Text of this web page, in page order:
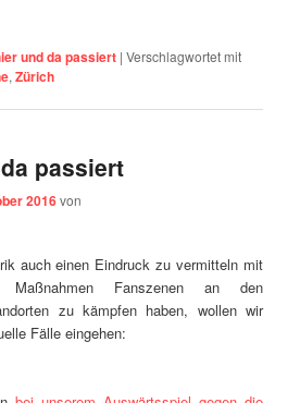
und da passiert |Verschlagwortet mit
,Zürich
passiert
2016von
auch einen Eindruck zu vermitteln mit
Maßnahmen Fanszenen an den
zu kämpfen haben, wollen wir
Fälle eingehen: